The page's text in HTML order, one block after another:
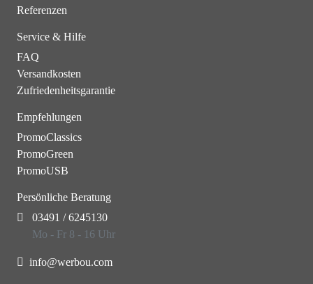
Referenzen
Service & Hilfe
FAQ
Versandkosten
Zufriedenheitsgarantie
Empfehlungen
PromoClassics
PromoGreen
PromoUSB
Persönliche Beratung
03491 / 6245130
Mo - Fr 8 - 16 Uhr
info@werbou.com